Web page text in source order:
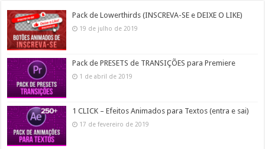
Pack de Lowerthirds (INSCREVA-SE e DEIXE O LIKE)
19 de julho de 2019
Pack de PRESETS de TRANSIÇÕES para Premiere
1 de abril de 2019
1 CLICK – Efeitos Animados para Textos (entra e sai)
17 de fevereiro de 2019